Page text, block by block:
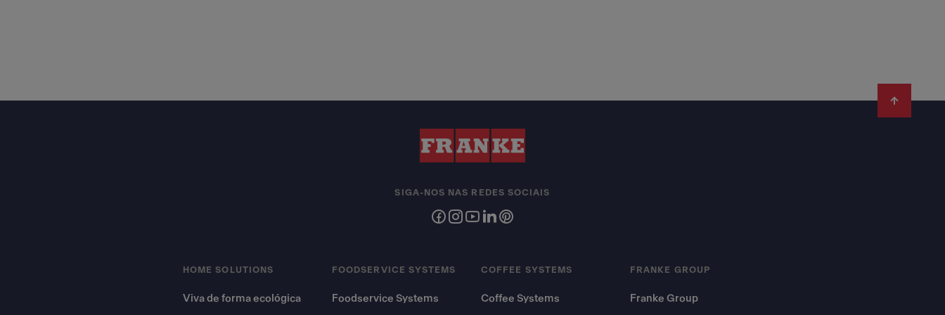
HOME SOLUTIONS
Viva de forma ecológica
FOODSERVICE SYSTEMS
Foodservice Systems
COFFEE SYSTEMS
Coffee Systems
FRANKE GROUP
Franke Group
SIGA-NOS NAS REDES SOCIAIS